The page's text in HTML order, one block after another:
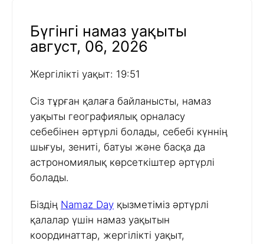
Бүгінгі намаз уақыты
август, 06, 2026
Жергілікті уақыт: 19:51
Сіз тұрған қалаға байланысты, намаз
уақыты географиялық орналасу
себебінен әртүрлі болады, себебі күннің
шығуы, зениті, батуы және басқа да
астрономиялық көрсеткіштер әртүрлі
болады.
Біздің Namaz Day қызметіміз әртүрлі
қалалар үшін намаз уақытын
координаттар, жергілікті уақыт,